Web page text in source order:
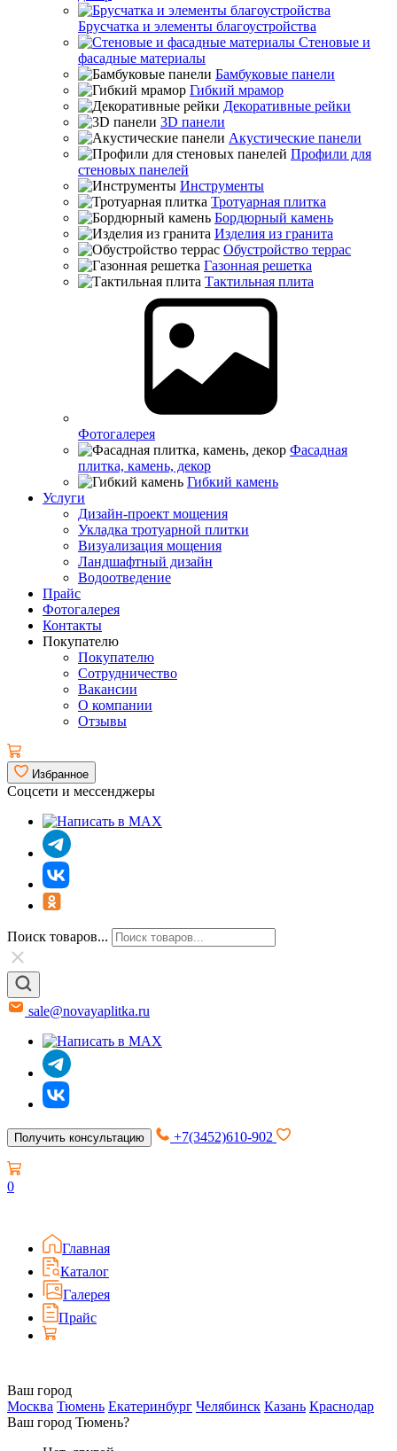
Брусчатка и элементы благоустройства
Стеновые и
фасадные материалы
Бамбуковые панели
Гибкий мрамор
Декоративные рейки
3D панели
Акустические панели
Профили для
стеновых панелей
Инструменты
Тротуарная плитка
Бордюрный камень
Изделия из гранита
Обустройство террас
Газонная решетка
Тактильная плита
Фотогалерея
Фасадная
плитка, камень, декор
Гибкий камень
Услуги
Дизайн-проект мощения
Укладка тротуарной плитки
Визуализация мощения
Ландшафтный дизайн
Водоотведение
Прайс
Фотогалерея
Контакты
Покупателю
Покупателю
Сотрудничество
Вакансии
О компании
Отзывы
Избранное
Соцсети и мессенджеры
Поиск товаров...
sale@novayaplitka.ru
Получить консультацию +7(3452)610-902
0
Главная
Каталог
Галерея
Прайс
Ваш город
Москва Тюмень Екатеринбург Челябинск Казань Краснодар
Ваш город Тюмень?